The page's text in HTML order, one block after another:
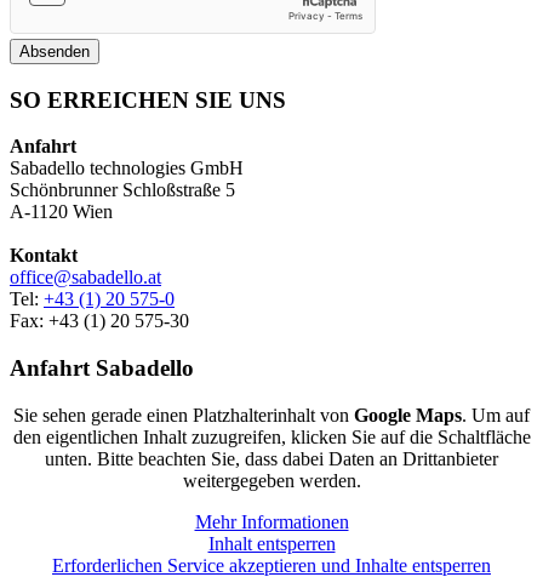
Absenden
SO ERREICHEN SIE UNS
Anfahrt
Sabadello technologies GmbH
Schönbrunner Schloßstraße 5
A-1120 Wien
Kontakt
office@sabadello.at
Tel: +43 (1) 20 575-0
Fax: +43 (1) 20 575-30
Anfahrt Sabadello
Sie sehen gerade einen Platzhalterinhalt von Google Maps. Um auf
den eigentlichen Inhalt zuzugreifen, klicken Sie auf die Schaltfläche
unten. Bitte beachten Sie, dass dabei Daten an Drittanbieter
weitergegeben werden.
Mehr Informationen
Inhalt entsperren
Erforderlichen Service akzeptieren und Inhalte entsperren